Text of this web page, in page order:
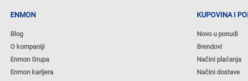
ENMON
Blog
O kompaniji
Enmon Grupa
Enmon karijera
KUPOVINA I
Novo u ponudi
Brendovi
Načini plaćanja
Načini dostave